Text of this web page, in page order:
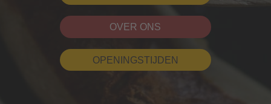
OVER ONS
OPENINGSTIJDEN